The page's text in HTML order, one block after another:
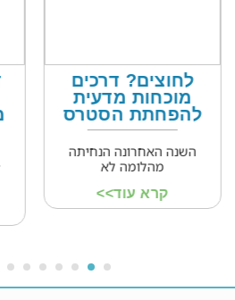
לחוצים? דרכים
מוכחות מדעית
להפחתת הסטרס
השנה האחרונה הנחיתה
מהלומה לא
קרא עוד>>